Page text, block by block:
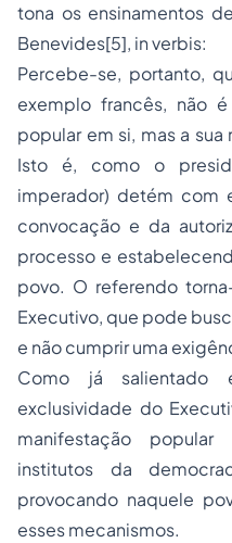
tona os ensinamentos
Benevides[5], in verbis:
Percebe-se, portanto,
exemplo francês, não
popular em si, mas a
Isto é, como o
imperador) detém com
convocação e da
processo e
povo. O referendo
Executivo, que pode
e não cumprir uma
Como já salientado
exclusividade do
manifestação
institutos da
provocando naquele
esses mecanismos.